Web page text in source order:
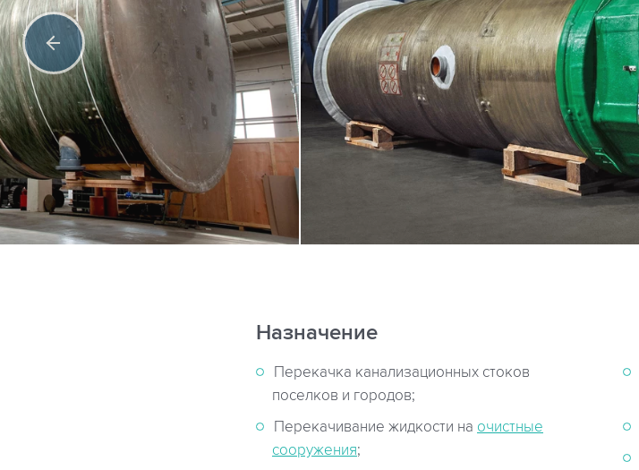
Назначение
Перекачка канализационных стоков
поселков и городов;
Перекачивание жидкости на очистные
сооружения;